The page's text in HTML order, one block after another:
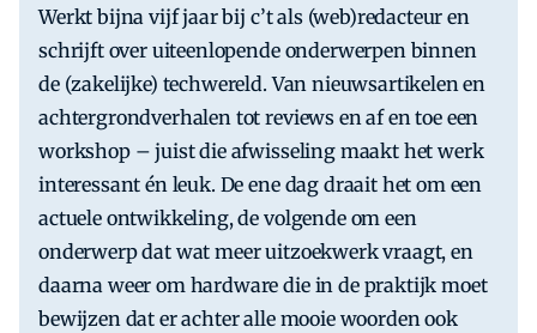
Werkt bijna vijf jaar bij c’t als (web)redacteur en
schrijft over uiteenlopende onderwerpen binnen
de (zakelijke) techwereld. Van nieuwsartikelen en
achtergrondverhalen tot reviews en af en toe een
workshop – juist die afwisseling maakt het werk
interessant én leuk. De ene dag draait het om een
actuele ontwikkeling, de volgende om een
onderwerp dat wat meer uitzoekwerk vraagt, en
daarna weer om hardware die in de praktijk moet
bewijzen dat er achter alle mooie woorden ook